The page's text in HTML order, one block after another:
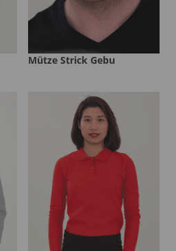
Mütze Strick Gebu